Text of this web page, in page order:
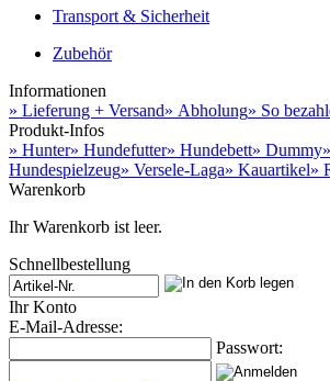
Transport & Sicherheit
Zubehör
Informationen
» Lieferung + Versand» Abholung» So
Produkt-Infos
» Hunter» Hundefutter» Hundebett» Dummy
Hundespielzeug» Versele-Laga» Kauartikel»
Warenkorb
Ihr Warenkorb ist leer.
Schnellbestellung
Ihr Konto
E-Mail-Adresse:
Passwort: